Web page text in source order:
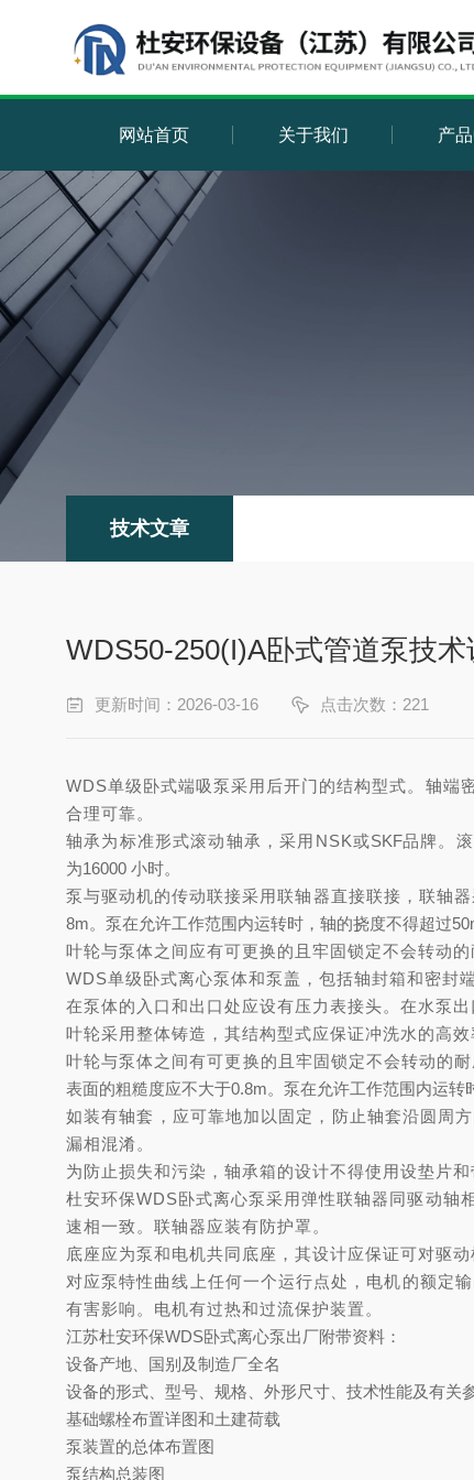
网站首页 关于我们 产
技术文章
WDS50-250(I)A卧式管道泵技术
更新时间：2026-03-16 点击次数：221
WDS单级卧式端吸泵采用后开门的结构型式。轴端
合理可靠。
轴承为标准形式滚动轴承，采用 NSK或SKF品牌 。
为16000 小时。
泵与驱动机的传动联接采用联轴器直接联接，联轴器
8m。泵在允许工作范围内运转时，轴的挠度不得超过
叶轮与泵体之间应有可更换的且牢固锁定不会转动
WDS单级卧式离心泵体和泵盖，包括轴封箱和密封
在泵体的入口和出口处应设有压力表接头。在水泵
叶轮采用整体铸造，其结构型式应保证冲洗水的高
叶轮与泵体之间有可更换的且牢固锁定不会转动的
表面的粗糙度应不大于0.8m。泵在允许工作范围内运转
如装有轴套，应可靠地加以固定，防止轴套沿圆周
漏相混淆。
为防止损失和污染，轴承箱的设计不得使用设垫片
杜安环保WDS卧式离心泵采用弹性联轴器同驱动轴
速相一致。联轴器应装有防护罩。
底座应为泵和电机共同底座，其设计应保证可对驱
对应泵特性曲线上任何一个运行点处，电机的额定
有害影响。电机有过热和过流保护装置。
江苏杜安环保WDS卧式离心泵出厂附带资料 ：
设备产地、国别及制造厂全名
设备的形式、型号、规格、外形尺寸、技术性能及有关
基础螺栓布置详图和土建荷载
泵装置的总体布置图
泵结构总装图